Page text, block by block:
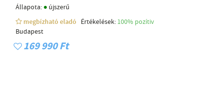
Állapota: ● újszerű
megbízható eladó
Értékelések: 100% pozítiv
Budapest
169 990 Ft